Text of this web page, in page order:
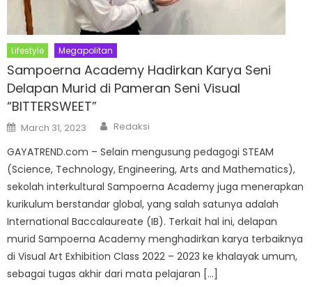
Lifestyle Megapolitan
Sampoerna Academy Hadirkan Karya Seni
Delapan Murid di Pameran Seni Visual
“BITTERSWEET”
Posted
on
March 31, 2023 Author
Redaksi
GAYATREND.com – Selain mengusung pedagogi STEAM
(Science, Technology, Engineering, Arts and Mathematics),
sekolah interkultural Sampoerna Academy juga menerapkan
kurikulum berstandar global, yang salah satunya adalah
International Baccalaureate (IB). Terkait hal ini, delapan
murid Sampoerna Academy menghadirkan karya terbaiknya
di Visual Art Exhibition Class 2022 – 2023 ke khalayak umum,
sebagai tugas akhir dari mata pelajaran […]